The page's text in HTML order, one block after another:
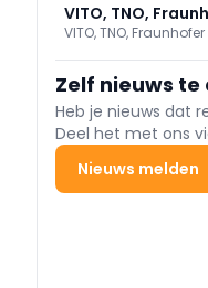
VITO, TNO,
alliantie voor
VITO, TNO,
VITO pleit voor een
Alliance en opende
tijdens zijn 35-jarig
Zelf nieuws te
Heb je nieuws dat
Deel het met ons
Nieuws melden